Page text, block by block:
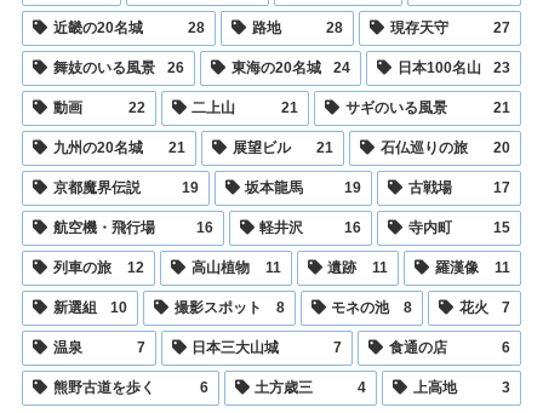
近畿の20名城 28 路地 28 現存天守 27
舞妓のいる風景 26 東海の20名城 24 日本100名山 23
動画 22 二上山 21 サギのいる風景 21
九州の20名城 21 展望ビル 21 石仏巡りの旅 20
京都魔界伝説 19 坂本龍馬 19 古戦場 17
航空機・飛行場 16 軽井沢 16 寺内町 15
列車の旅 12 高山植物 11 遺跡 11 羅漢像 11
新選組 10 撮影スポット 8 モネの池 8 花火 7
温泉 7 日本三大山城 7 食通の店 6
熊野古道を歩く 6 土方歳三 4 上高地 3